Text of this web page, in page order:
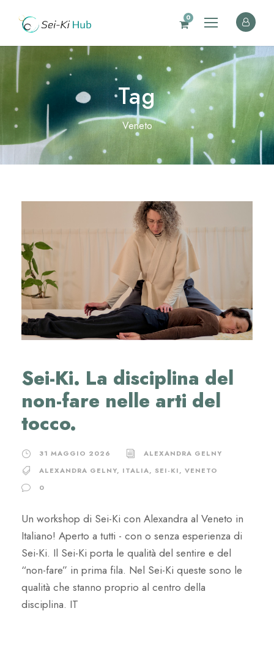
0
Tag
Veneto
Sei-Ki. La disciplina del
non-fare nelle arti del
tocco.
31 MAGGIO 2026
ALEXANDRA GELNY
ALEXANDRA GELNY, ITALIA, SEI-KI, VENETO
0
Un workshop di Sei-Ki con Alexandra al Veneto in
Italiano! Aperto a tutti - con o senza esperienza di
Sei-Ki. Il Sei-Ki porta le qualità del sentire e del
“non-fare” in prima fila. Nel Sei-Ki queste sono le
qualità che stanno proprio al centro della
disciplina. IT